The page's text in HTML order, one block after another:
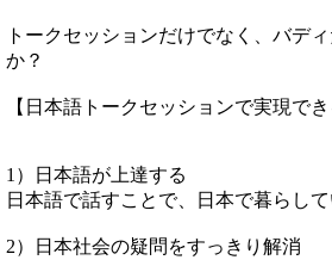
トークセッションだけでなく、バデ
か？
【日本語トークセッションで実現でき
1）日本語が上達する
日本語で話すことで、日本で暮らし
2）日本社会の疑問をすっきり解消